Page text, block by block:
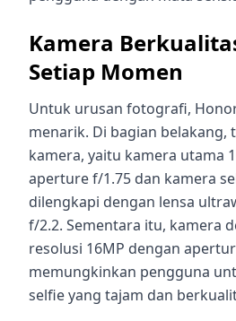
Kamera
Setiap Momen
Untuk urusan fotografi,
menarik. Di bagian belakang,
kamera, yaitu kamera utama
aperture f/1.75 dan kamera
dilengkapi dengan lensa
f/2.2. Sementara itu, kamera
resolusi 16MP dengan
memungkinkan pengguna
selfie yang tajam dan